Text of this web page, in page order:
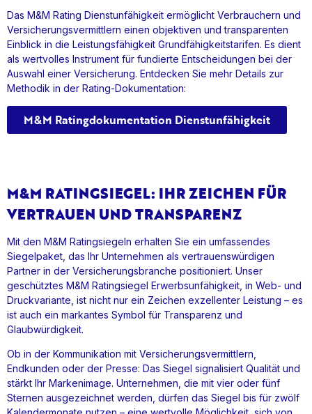
Das M&M Rating Dienstunfähigkeit ermöglicht Verbrauchern und
Versicherungsvermittlern einen objektiven und transparenten
Einblick in die Leistungsfähigkeit Grundfähigkeitstarifen. Es dient
als wertvolles Instrument für fundierte Entscheidungen bei der
Auswahl einer Versicherung. Entdecken Sie mehr Details zur
Methodik in der Rating-Dokumentation:
M&M Ratingdokumentation Dienstunfähigkeit
M&M RATINGSIEGEL: IHR ZEICHEN FÜR
VERTRAUEN UND TRANSPARENZ
Mit den M&M Ratingsiegeln erhalten Sie ein umfassendes
Siegelpaket, das Ihr Unternehmen als vertrauenswürdigen
Partner in der Versicherungsbranche positioniert. Unser
geschütztes M&M Ratingsiegel Erwerbsunfähigkeit, in Web- und
Druckvariante, ist nicht nur ein Zeichen exzellenter Leistung – es
ist auch ein markantes Symbol für Transparenz und
Glaubwürdigkeit.
Ob in der Kommunikation mit Versicherungsvermittlern,
Endkunden oder der Presse: Das Siegel signalisiert Qualität und
stärkt Ihr Markenimage. Unternehmen, die mit vier oder fünf
Sternen ausgezeichnet werden, dürfen das Siegel bis für zwölf